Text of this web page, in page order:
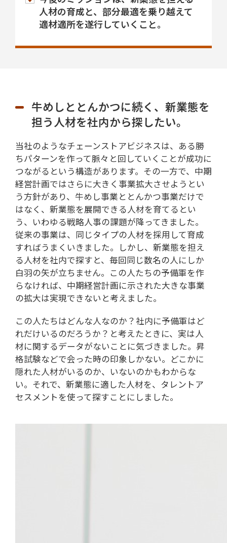
人材の育成と、部分最適を乗り越えて
適材適所を遂行していくこと。
牛めしととんかつに続く、新業態を
担う人材を社内から探したい。
当社のようなチェーンストアビジネスは、ある勝
ちパターンを作って脈々と回していくことが成功に
つながるという構造があります。その一方で、中期
経営計画ではさらに大きく事業拡大させようとい
う方針があり、牛めし事業ととんかつ事業だけで
はなく、新業態を展開できる人材を育てるとい
う、いわゆる戦略人事の課題が降ってきました。
従来の事業は、同じタイプの人材を採用して育成
すればうまくいきました。しかし、新業態を担え
る人材を社内で探すと、毎回同じ数名の人にしか
白羽の矢が立ちません。この人たちの予備軍を作
らなければ、中期経営計画に示された大きな事業
の拡大は実現できないと考えました。
この人たちはどんな人なのか？社内に予備軍はど
れだけいるのだろうか？と考えたときに、実は人
材に関するデータがないことに気づきました。昇
格試験などで会った時の印象しかない。どこかに
隠れた人材がいるのか、いないのかもわからな
い。それで、新業態に適した人材を、タレントア
セスメントを使って探すことにしました。